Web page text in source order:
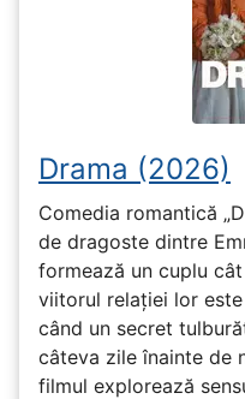
Drama (2026)
Comedia romantică
de dragoste dintre
formează un cuplu
viitorul relației lor
când un secret
câteva zile înainte de
filmul explorează